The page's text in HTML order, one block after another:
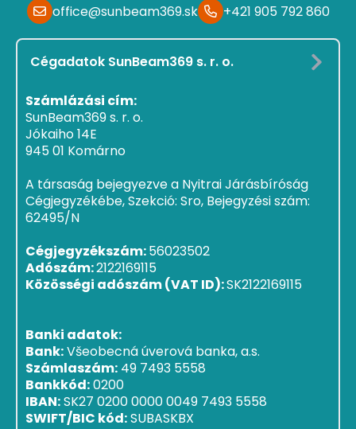
office@sunbeam369.sk
+421 905 792 860
Cégadatok SunBeam369 s. r. o.
Számlázási cím:
SunBeam369 s. r. o.
Jókaiho 14E
945 01 Komárno
A társaság bejegyezve a Nyitrai Járásbíróság
Cégjegyzékébe, Szekció: Sro, Bejegyzési szám:
62495/N
Cégjegyzékszám:56023502
Adószám:2122169115
Közösségi adószám (VAT ID):SK2122169115
Banki adatok:
Bank:Všeobecná úverová banka, a.s.
Számlaszám: 49 7493 5558
Bankkód:0200
IBAN:SK27 0200 0000 0049 7493 5558
SWIFT/BIC kód:SUBASKBX